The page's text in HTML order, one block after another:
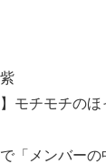
モチモチのほ
「メンバー